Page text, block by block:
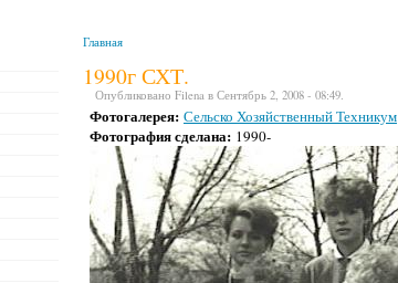
Главная
1990г СХТ.
Опубликовано Filena в Сентябрь 2, 2008 - 08:49.
Фотогалерея: Сельско Хозяйственный Техникум
Фотография сделана: 1990-